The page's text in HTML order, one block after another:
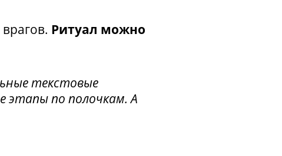
Ритуал можно
текстовые
этапы по полочкам. А